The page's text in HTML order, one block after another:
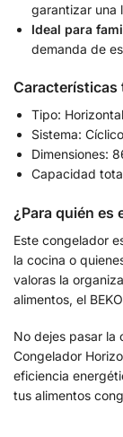
garantizar una
Ideal para
demanda de
Características
Tipo: Horizontal
Sistema: Cíclico
Dimensiones:
Capacidad
¿Para quién es
Este congelador
la cocina o
valoras la
alimentos, el
No dejes pasar la
Congelador
eficiencia
tus alimentos